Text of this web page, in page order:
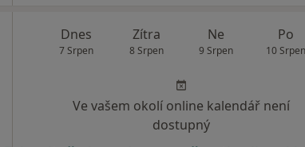
Dnes
7 Srpen
Zítra
8 Srpen
Ne
9 Srpen
Po
10 Srpen
Ve vašem okolí online kalendář není
dostupný